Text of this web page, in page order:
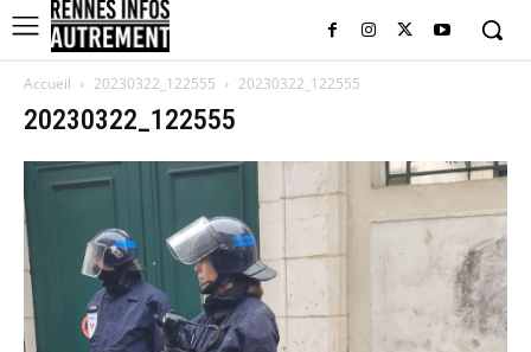
Accueil 20230322_122555 20230322_122555
20230322_122555